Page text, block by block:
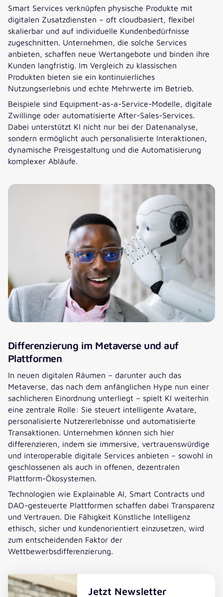
Smart Services verknüpfen physische Produkte mit
digitalen Zusatzdiensten – oft cloudbasiert, flexibel
skalierbar und auf individuelle Kundenbedürfnisse
zugeschnitten. Unternehmen, die solche Services
anbieten, schaffen neue Wertangebote und binden ihre
Kunden langfristig. Im Vergleich zu klassischen
Produkten bieten sie ein kontinuierliches
Nutzungserlebnis und echte Mehrwerte im Betrieb.
Beispiele sind Equipment-as-a-Service-Modelle, digitale
Zwillinge oder automatisierte After-Sales-Services.
Dabei unterstützt KI nicht nur bei der Datenanalyse,
sondern ermöglicht auch personalisierte Interaktionen,
dynamische Preisgestaltung und die Automatisierung
komplexer Abläufe.
Differenzierung im Metaverse und auf
Plattformen
In neuen digitalen Räumen – darunter auch das
Metaverse, das nach dem anfänglichen Hype nun einer
sachlicheren Einordnung unterliegt – spielt KI weiterhin
eine zentrale Rolle: Sie steuert intelligente Avatare,
personalisierte Nutzererlebnisse und automatisierte
Transaktionen. Unternehmen können sich hier
differenzieren, indem sie immersive, vertrauenswürdige
und interoperable digitale Services anbieten – sowohl in
geschlossenen als auch in offenen, dezentralen
Plattform-Ökosystemen.
Technologien wie Explainable AI, Smart Contracts und
DAO-gesteuerte Plattformen schaffen dabei Transparenz
und Vertrauen. Die Fähigkeit Künstliche Intelligenz
ethisch, sicher und kundenorientiert einzusetzen, wird
zum entscheidenden Faktor der
Wettbewerbsdifferenzierung.
Jetzt Newsletter